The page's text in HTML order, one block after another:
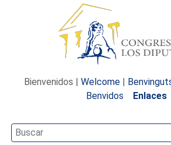
Bienvenidos | Welcome |
Benvidos
Enlaces